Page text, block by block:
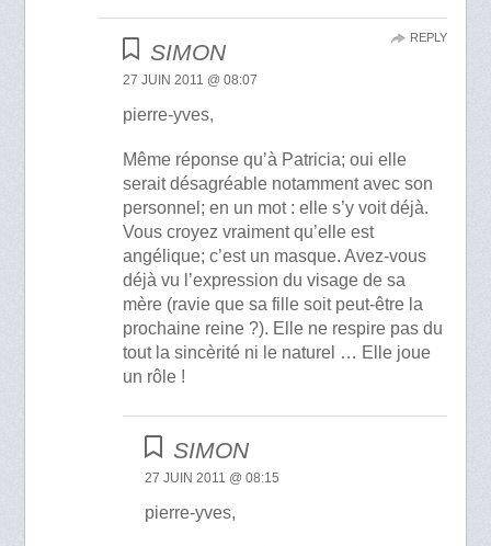
SIMON
27 JUIN 2011 @ 08:07
pierre-yves,
Même réponse qu’à Patricia; oui elle
serait désagréable notamment avec son
personnel; en un mot : elle s’y voit déjà.
Vous croyez vraiment qu’elle est
angélique; c’est un masque. Avez-vous
déjà vu l’expression du visage de sa
mère (ravie que sa fille soit peut-être la
prochaine reine ?). Elle ne respire pas du
tout la sincèrité ni le naturel … Elle joue
un rôle !
REPLY
SIMON
27 JUIN 2011 @ 08:15
pierre-yves,